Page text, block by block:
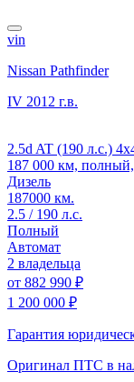
vin
Nissan Pathfinder
IV 2012 г.в.
2.5d AT (190 л.с.)
187 000 км,
Дизель
187000 км.
2.5 / 190 л.с.
Полный
Автомат
2 владельца
от 882 990 ₽
1 200 000 ₽
Гарантия
Оригинал ПТС в